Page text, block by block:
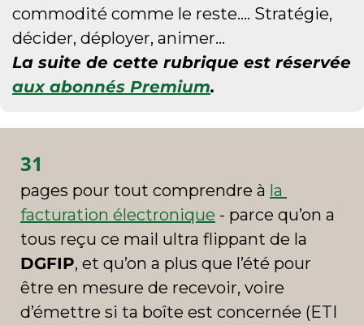
commodité comme le reste.… Stratégie,
décider, déployer, animer…
aux abonnés Premium.
31
pages pour tout comprendre à la
facturation électronique - parce qu’on a
DGFIP, et qu’on a plus que l’été pour
être en mesure de recevoir, voire
d’émettre si ta boîte est concernée (ETI